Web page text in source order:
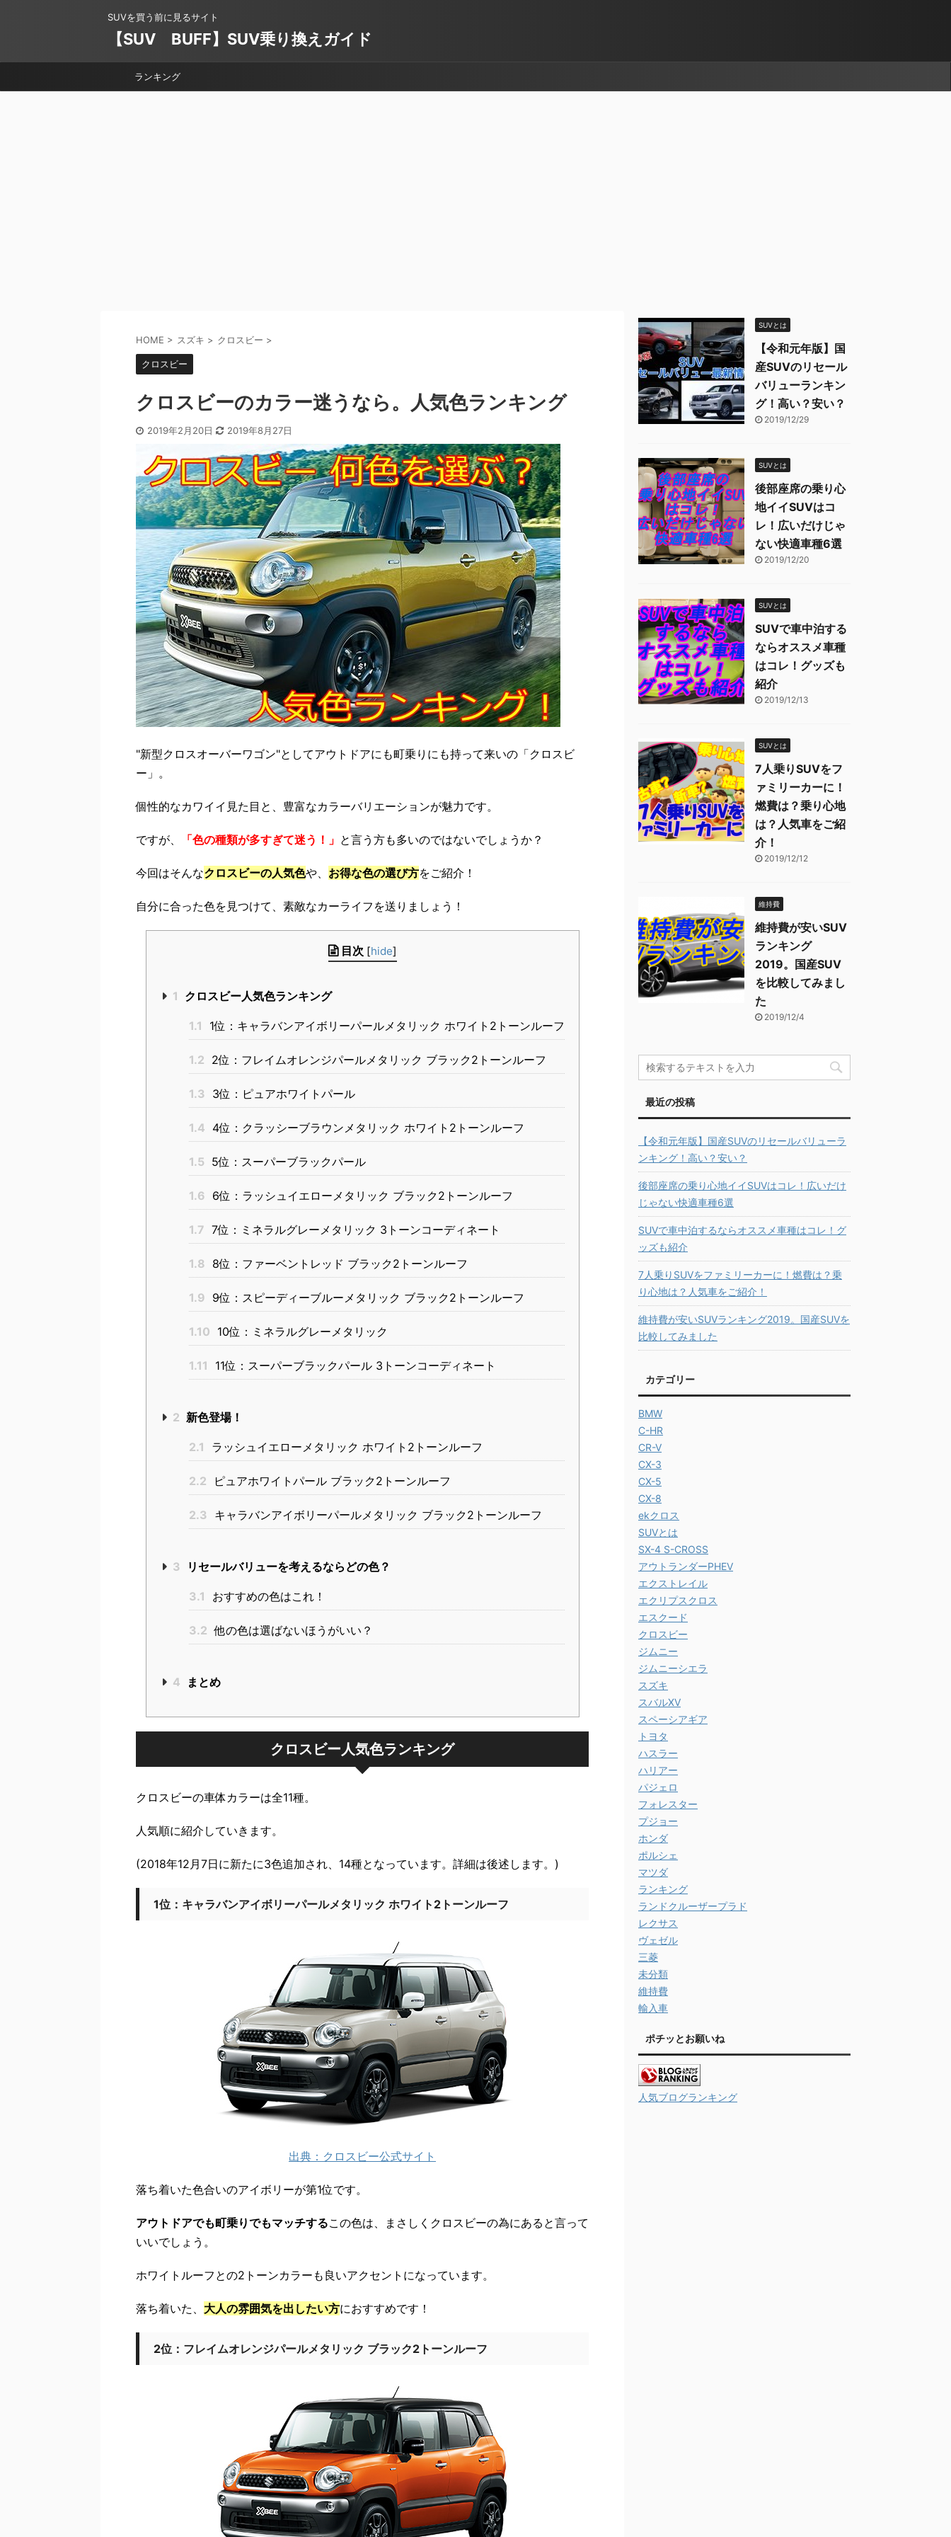
SUVを買う前に見るサイト
【SUV BUFF】SUV乗り換えガイド
ランキング
HOME > スズキ > クロスビー >
クロスビー
クロスビーのカラー迷うなら。人気色ランキング
2019年2月20日 2019年8月27日
"新型クロスオーバーワゴン"としてアウトドアにも町乗りにも持って来いの「クロスビ
ー」。
個性的なカワイイ見た目と、豊富なカラーバリエーションが魅力です。
ですが、 「色の種類が多すぎて迷う！」 と言う方も多いのではないでしょうか？
今回はそんなクロスビーの人気色や、 お得な色の選び方をご紹介！
自分に合った色を見つけて、素敵なカーライフを送りましょう！
目次 [hide]
1 クロスビー人気色ランキング
1.1 1位：キャラバンアイボリーパールメタリック ホワイト2トーンルーフ
1.2 2位：フレイムオレンジパールメタリック ブラック2トーンルーフ
1.3 3位：ピュアホワイトパール
1.4 4位：クラッシーブラウンメタリック ホワイト2トーンルーフ
1.5 5位：スーパーブラックパール
1.6 6位：ラッシュイエローメタリック ブラック2トーンルーフ
1.7 7位：ミネラルグレーメタリック 3トーンコーディネート
1.8 8位：ファーベントレッド ブラック2トーンルーフ
1.9 9位：スピーディーブルーメタリック ブラック2トーンルーフ
1.10 10位：ミネラルグレーメタリック
1.11 11位：スーパーブラックパール 3トーンコーディネート
2 新色登場！
2.1 ラッシュイエローメタリック ホワイト2トーンルーフ
2.2 ピュアホワイトパール ブラック2トーンルーフ
2.3 キャラバンアイボリーパールメタリック ブラック2トーンルーフ
3 リセールバリューを考えるならどの色？
3.1 おすすめの色はこれ！
3.2 他の色は選ばないほうがいい？
4 まとめ
クロスビー人気色ランキング
クロスビーの車体カラーは全11種。
人気順に紹介していきます。
(2018年12月7日に新たに3色追加され、14種となっています。詳細は後述します。)
1位：キャラバンアイボリーパールメタリック ホワイト2トーンルーフ
出典：クロスビー公式サイト
落ち着いた色合いのアイボリーが第1位です。
アウトドアでも町乗りでもマッチするこの色は、まさしくクロスビーの為にあると言って
いいでしょう。
ホワイトルーフとの2トーンカラーも良いアクセントになっています。
落ち着いた、 大人の雰囲気を出したい方におすすめです！
2位：フレイムオレンジパールメタリック ブラック2トーンルーフ
SUVとは
【令和元年版】国
産SUVのリセール
バリューランキン
グ！高い？安い？
2019/12/29
SUVとは
後部座席の乗り心
地イイSUVはコ
レ！広いだけじゃ
ない快適車種6選
2019/12/20
SUVとは
SUVで車中泊する
ならオススメ車種
はコレ！グッズも
紹介
2019/12/13
SUVとは
7人乗りSUVをフ
ァミリーカーに！
燃費は？乗り心地
は？人気車をご紹
介！
2019/12/12
維持費
維持費が安いSUV
ランキング
2019。国産SUV
を比較してみまし
た
2019/12/4
最近の投稿
【令和元年版】国産SUVのリセールバリューラ
ンキング！高い？安い？
後部座席の乗り心地イイSUVはコレ！広いだけ
じゃない快適車種6選
SUVで車中泊するならオススメ車種はコレ！グ
ッズも紹介
7人乗りSUVをファミリーカーに！燃費は？乗
り心地は？人気車をご紹介！
維持費が安いSUVランキング2019。国産SUVを
比較してみました
カテゴリー
BMW
C-HR
CR-V
CX-3
CX-5
CX-8
ekクロス
SUVとは
SX-4 S-CROSS
アウトランダーPHEV
エクストレイル
エクリプスクロス
エスクード
クロスビー
ジムニー
ジムニーシエラ
スズキ
スバルXV
スペーシアギア
トヨタ
ハスラー
ハリアー
パジェロ
フォレスター
プジョー
ホンダ
ポルシェ
マツダ
ランキング
ランドクルーザープラド
レクサス
ヴェゼル
三菱
未分類
維持費
輸入車
ポチッとお願いね
人気ブログランキング